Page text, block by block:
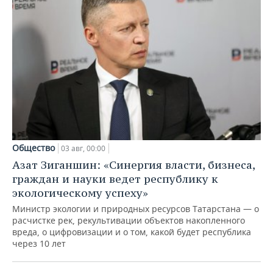
Общество 03 авг, 00:00
Азат Зиганшин: «Синергия власти, бизнеса,
граждан и науки ведет республику к
экологическому успеху»
Министр экологии и природных ресурсов Татарстана — о
расчистке рек, рекультивации объектов накопленного
вреда, о цифровизации и о том, какой будет республика
через 10 лет